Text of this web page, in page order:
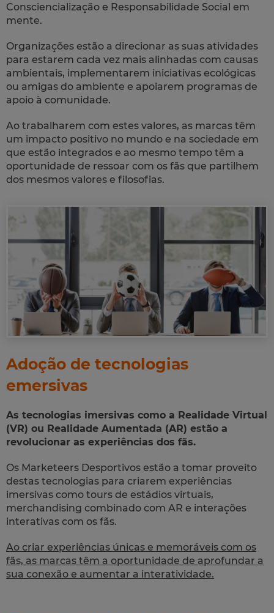
Consciencialização e Responsabilidade Social em
mente.
Organizações estão a direcionar as suas atividades
para estarem cada vez mais alinhadas com causas
ambientais, implementarem iniciativas ecológicas
ou amigas do ambiente e apoiarem programas de
apoio à comunidade.
Ao trabalharem com estes valores, as marcas têm
um impacto positivo no mundo e na sociedade em
que estão integrados e ao mesmo tempo têm a
oportunidade de ressoar com os fãs que partilhem
dos mesmos valores e filosofias.
Adoção de tecnologias
emersivas
As tecnologias imersivas como a Realidade Virtual
(VR) ou Realidade Aumentada (AR) estão a
revolucionar as experiências dos fãs.
Os Marketeers Desportivos estão a tomar proveito
destas tecnologias para criarem experiências
imersivas como tours de estádios virtuais,
merchandising combinado com AR e interações
interativas com os fãs.
Ao criar experiências únicas e memoráveis com os
fãs, as marcas têm a oportunidade de aprofundar a
sua conexão e aumentar a interatividade.